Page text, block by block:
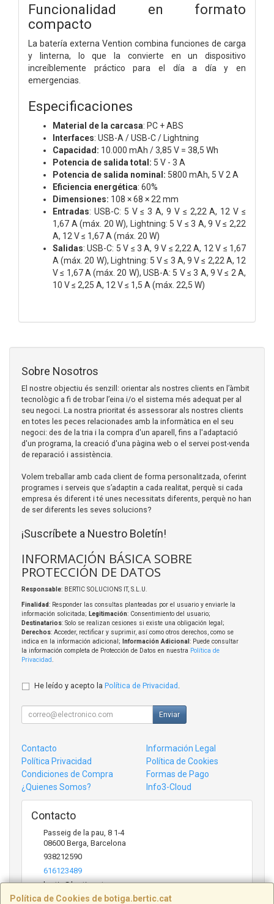
Funcionalidad en formato
compacto
La batería externa Vention combina funciones de carga
y linterna, lo que la convierte en un dispositivo
increíblemente práctico para el día a día y en
emergencias.
Especificaciones
Material de la carcasa: PC + ABS
Interfaces: USB-A / USB-C / Lightning
Capacidad: 10.000 mAh / 3,85 V = 38,5 Wh
Potencia de salida total: 5 V - 3 A
Potencia de salida nominal: 5800 mAh, 5 V 2 A
Eficiencia energética: 60%
Dimensiones: 108 × 68 × 22 mm
Entradas: USB-C: 5 V ≤ 3 A, 9 V ≤ 2,22 A, 12 V ≤
1,67 A (máx. 20 W), Lightning: 5 V ≤ 3 A, 9 V ≤ 2,22
A, 12 V ≤ 1,67 A (máx. 20 W)
Salidas: USB-C: 5 V ≤ 3 A, 9 V ≤ 2,22 A, 12 V ≤ 1,67
A (máx. 20 W), Lightning: 5 V ≤ 3 A, 9 V ≤ 2,22 A, 12
V ≤ 1,67 A (máx. 20 W), USB-A: 5 V ≤ 3 A, 9 V ≤ 2 A,
10 V ≤ 2,25 A, 12 V ≤ 1,5 A (máx. 22,5 W)
Política de Cookies de botiga.bertic.cat
Sobre Nosotros
El nostre objectiu és senzill: orientar als nostres clients en l’àmbit
tecnològic a fi de trobar l’eina i/o el sistema més adequat per al
seu negoci. La nostra prioritat és assessorar als nostres clients
en totes les peces relacionades amb la informàtica en el seu
negoci: des de la tria i la compra d'un aparell, fins a l'adaptació
d'un programa, la creació d'una pàgina web o el servei post-venda
de reparació i assistència.
Volem treballar amb cada client de forma personalitzada, oferint
programes i serveis que s’adaptin a cada realitat, perquè si cada
empresa és diferent i té unes necessitats diferents, perquè no han
de ser diferents les seves solucions?
¡Suscríbete a Nuestro Boletín!
INFORMACIÓN BÁSICA SOBRE
PROTECCIÓN DE DATOS
Responsable: BERTIC SOLUCIONS IT, S.L.U.
Finalidad: Responder las consultas planteadas por el usuario y enviarle la
información solicitada; Legitimación: Consentimiento del usuario;
Destinatarios: Solo se realizan cesiones si existe una obligación legal;
Derechos: Acceder, rectificar y suprimir, así como otros derechos, como se
indica en la información adicional;
Información Adicional : Puede consultar
la información completa de Protección de Datos en nuestra Política de
Privacidad
He leído y acepto la Política de Privacidad
Enviar
Contacto
Información Legal
Política Privacidad
Política de Cookies
Condiciones de Compra
Formas de Pago
¿Quienes Somos?
Info3-Cloud
Contacto
Passeig de la pau, 8 1-4
08600 Berga Barcelona
938212590
616123489
bertic@bertic.cat